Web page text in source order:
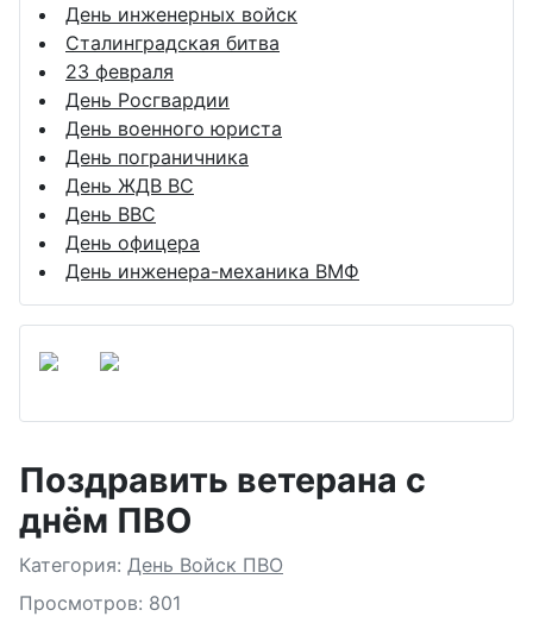
День инженерных войск
Сталинградская битва
23 февраля
День Росгвардии
День военного юриста
День пограничника
День ЖДВ ВС
День ВВС
День офицера
День инженера-механика ВМФ
Поздравить ветерана с
днём ПВО
Подробности
Категория: День Войск ПВО
Просмотров: 801